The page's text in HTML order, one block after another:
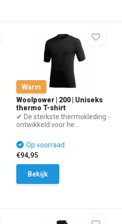
Warm
Woolpower | 200 | Uniseks
thermo T-shirt
✔ De sterkste thermokleding -
ontwikkeld voor he...
Op voorraad
€94,95
Bekijk